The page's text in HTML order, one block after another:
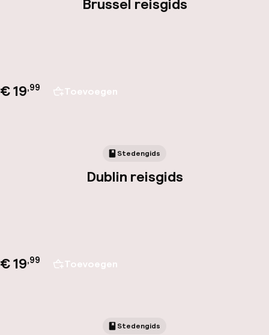
Brussel reisgids
€ 19,99 Toevoegen
Stedengids
Dublin reisgids
€ 19,99 Toevoegen
Stedengids